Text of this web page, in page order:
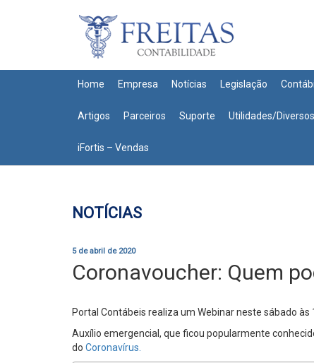
Home Empresa Notícias Legislação Contábil
Artigos Parceiros Suporte Utilidades/Diversos
iFortis – Vendas
NOTÍCIAS
5 de abril de 2020
Coronavoucher: Quem
Portal Contábeis realiza um Webinar neste sábado
Auxílio emergencial, que ficou popularmente
do Coronavírus.